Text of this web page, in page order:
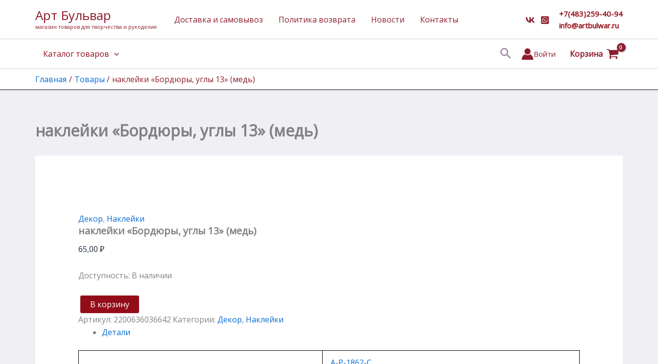
содержимому
Арт Бульвар
магазин товаров для творчества и рукоделия
Доставка и самовывоз Политика возврата Новости Контакты
+7(483)259-40-94
info@artbulwar.ru
Каталог товаров ПоискВойти Корзина
Главная Товары наклейки «Бордюры, углы 13» (медь)
наклейки «Бордюры, углы 13» (медь)
Декор, Наклейки
наклейки «Бордюры, углы 13» (медь)
65,00 ₽
Доступность: В наличии
товара
наклейки
"Бордюры,
13"
В корзину
Артикул: 2200636036642 Категории: Декор, Наклейки
Детали